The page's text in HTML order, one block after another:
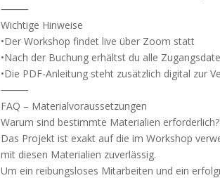
⸻
Wichtige Hinweise
•Der Workshop findet live über Zoom statt
•Nach der Buchung erhältst du alle
•Die PDF-Anleitung steht zusätzlich digital zur
⸻
FAQ – Materialvoraussetzungen
Warum sind bestimmte Materialien erforderlich?
Das Projekt ist exakt auf die im Workshop
mit diesen Materialien zuverlässig.
Um ein reibungsloses Mitarbeiten und ein